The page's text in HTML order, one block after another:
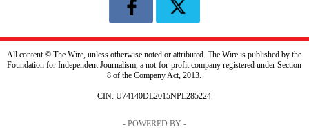
All content © The Wire, unless otherwise noted or attributed. The Wire is published by the
Foundation for Independent Journalism, a not-for-profit company registered under Section
8 of the Company Act, 2013.
CIN: U74140DL2015NPL285224
- POWERED BY -